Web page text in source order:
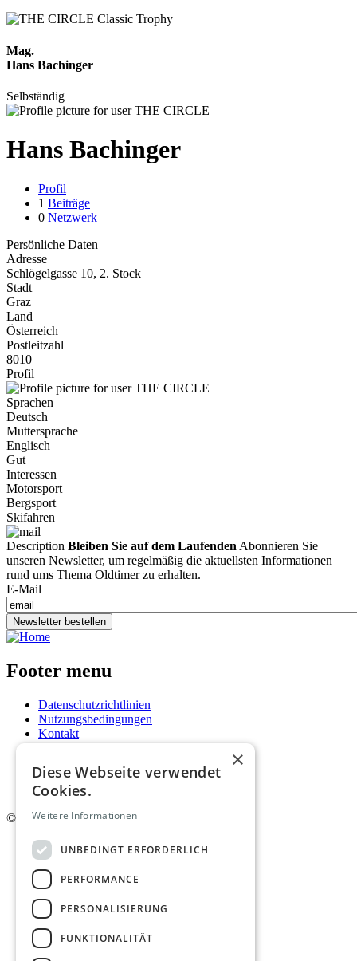
Mag.
Hans Bachinger
Selbständig
Hans Bachinger
Profil
1 Beiträge
0 Netzwerk
Persönliche Daten
Adresse
Schlögelgasse 10, 2. Stock
Stadt
Graz
Land
Österreich
Postleitzahl
8010
Profil
Sprachen
Deutsch
Muttersprache
Englisch
Gut
Interessen
Motorsport
Bergsport
Skifahren
Description Bleiben Sie auf dem Laufenden Abonnieren Sie
unseren Newsletter, um regelmäßig die aktuellsten Informationen
rund ums Thema Oldtimer zu erhalten.
E-Mail
Newsletter bestellen
Footer menu
Datenschutzrichtlinien
Nutzungsbedingungen
Kontakt
Impressum
AGB
Newsletter
© 2026. Alle Rechte vorbehalten.
×
Diese Webseite verwendet
Cookies.
Weitere Informationen
UNBEDINGT ERFORDERLICH
PERFORMANCE
PERSONALISIERUNG
FUNKTIONALITÄT